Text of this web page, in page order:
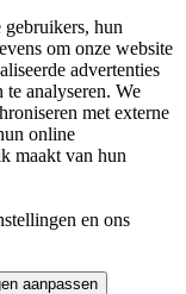
hun
om onze website
advertenties
te analyseren. We
met externe
online
maakt van hun
en ons
aanpassen